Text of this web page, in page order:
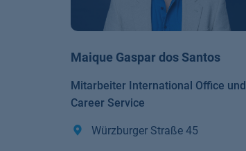
Maique Gaspar dos Santos
Mitarbeiter International Office und
Career Service
Würzburger Straße 45